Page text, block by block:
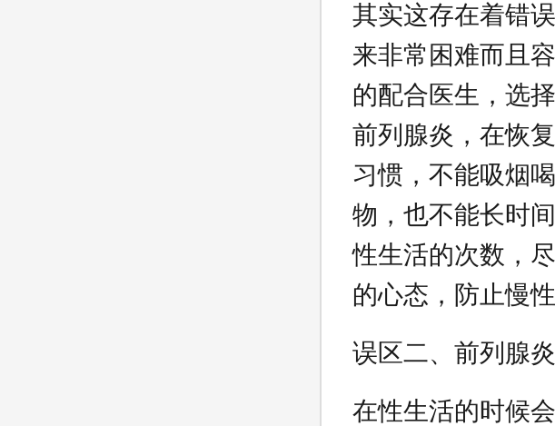
其实这存在着错
来非常困难而且
的配合医生，选
前列腺炎，在恢
习惯，不能吸烟
物，也不能长时
性生活的次数，
的心态，防止慢
误区二、前列腺
在性生活的时候